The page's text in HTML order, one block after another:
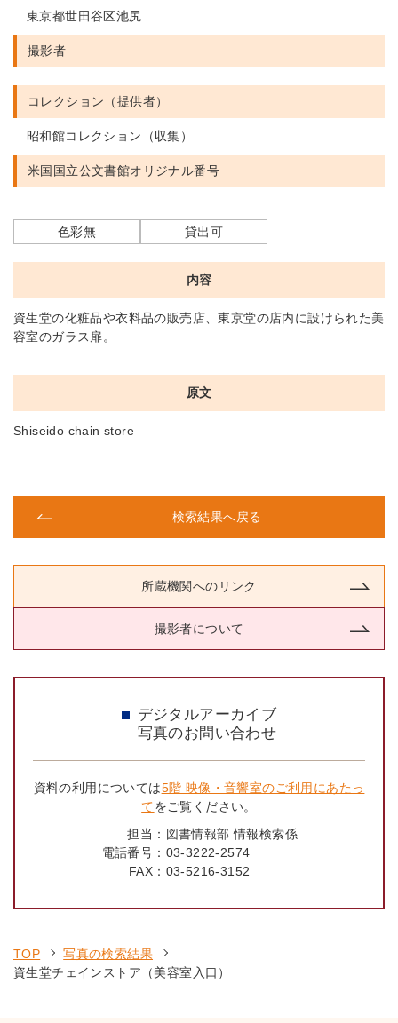
東京都世田谷区池尻
撮影者
コレクション（提供者）
昭和館コレクション（収集）
米国国立公文書館オリジナル番号
色彩無 貸出可
内容
資生堂の化粧品や衣料品の販売店、東京堂の店内に設けられた美
容室のガラス扉。
原文
Shiseido chain store
検索結果へ戻る
所蔵機関へのリンク
撮影者について
デジタルアーカイブ
写真のお問い合わせ
資料の利用については5階 映像・音響室のご利用にあたっ
てをご覧ください。
担当： 図書情報部 情報検索係
電話番号： 03-3222-2574
FAX： 03-5216-3152
TOP
写真の検索結果
資生堂チェインストア（美容室入口）